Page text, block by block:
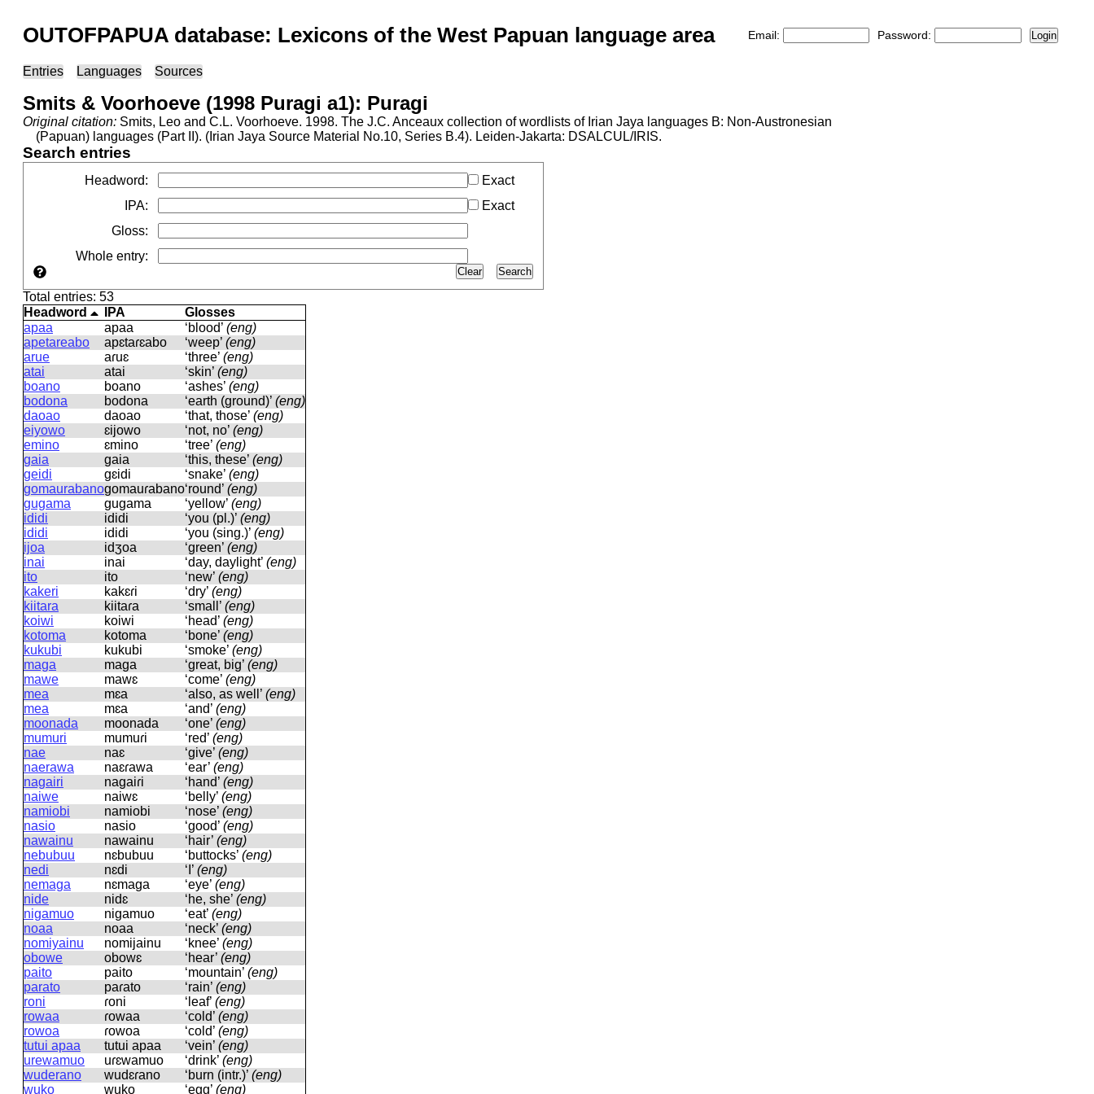
OUTOFPAPUA database: Lexicons of the West Papuan language area Email: Password: Login
Entries Languages Sources
Smits & Voorhoeve (1998 Puragi a1): Puragi
Original citation: Smits, Leo and C.L. Voorhoeve. 1998. The J.C. Anceaux collection of wordlists of Irian Jaya languages B: Non-Austronesian
(Papuan) languages (Part II). (Irian Jaya Source Material No.10, Series B.4). Leiden-Jakarta: DSALCUL/IRIS.
Search entries
Headword:
Exact
IPA:
Exact
Gloss:
Whole entry:
Search
Clear
Total entries: 53
Headword
IPA
Glosses
apaa
apaa ‘blood’ (eng)
apetareabo
apɛtaɾɛabo ‘weep’ (eng)
arue
aɾuɛ ‘three’ (eng)
atai
atai ‘skin’ (eng)
boano
boano ‘ashes’ (eng)
bodona
bodona ‘earth (ground)’ (eng)
daoao
daoao ‘that, those’ (eng)
eiyowo
ɛijowo ‘not, no’ (eng)
emino
ɛmino ‘tree’ (eng)
gaia
ɡaia ‘this, these’ (eng)
geidi
ɡɛidi ‘snake’ (eng)
gomaurabanoɡomauɾabano‘round’ (eng)
gugama
ɡuɡama ‘yellow’ (eng)
ididi
ididi ‘you (pl.)’ (eng)
ididi
ididi ‘you (sing.)’ (eng)
ijoa
idʒoa ‘green’ (eng)
inai
inai ‘day, daylight’ (eng)
ito
ito ‘new’ (eng)
kakeri
kakɛɾi ‘dry’ (eng)
kiitara
kiitaɾa ‘small’ (eng)
koiwi
koiwi ‘head’ (eng)
kotoma
kotoma ‘bone’ (eng)
kukubi
kukubi ‘smoke’ (eng)
maga
maɡa ‘great, big’ (eng)
mawe
mawɛ ‘come’ (eng)
mea
mɛa ‘also, as well’ (eng)
mea
mɛa ‘and’ (eng)
moonada
moonada ‘one’ (eng)
mumuri
mumuɾi ‘red’ (eng)
nae
naɛ ‘give’ (eng)
naerawa
naɛɾawa ‘ear’ (eng)
nagairi
naɡaiɾi ‘hand’ (eng)
naiwe
naiwɛ ‘belly’ (eng)
namiobi
namiobi ‘nose’ (eng)
nasio
nasio ‘good’ (eng)
nawainu
nawainu ‘hair’ (eng)
nebubuu
nɛbubuu ‘buttocks’ (eng)
nedi
nɛdi ‘I’ (eng)
nemaga
nɛmaɡa ‘eye’ (eng)
nide
nidɛ ‘he, she’ (eng)
nigamuo
niɡamuo ‘eat’ (eng)
noaa
noaa ‘neck’ (eng)
nomiyainu
nomijainu ‘knee’ (eng)
obowe
obowɛ ‘hear’ (eng)
paito
paito ‘mountain’ (eng)
parato
paɾato ‘rain’ (eng)
roni
ɾoni ‘leaf’ (eng)
rowaa
ɾowaa ‘cold’ (eng)
rowoa
ɾowoa ‘cold’ (eng)
tutui apaa
tutui apaa ‘vein’ (eng)
urewamuo
uɾɛwamuo ‘drink’ (eng)
wuderano
wudɛɾano ‘burn (intr.)’ (eng)
wuko
wuko ‘egg’ (eng)